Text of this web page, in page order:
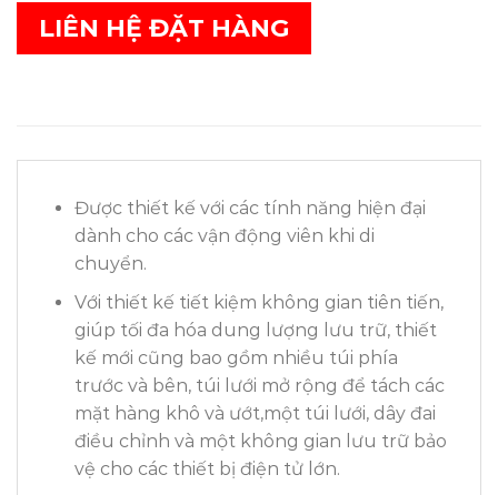
LIÊN HỆ ĐẶT HÀNG
Được thiết kế với các tính năng hiện đại
dành cho các vận động viên khi di
chuyển.
Với thiết kế tiết kiệm không gian tiên tiến,
giúp tối đa hóa dung lượng lưu trữ, thiết
kế mới cũng bao gồm nhiều túi phía
trước và bên, túi lưới mở rộng để tách các
mặt hàng khô và ướt,một túi lưới, dây đai
điều chỉnh và một không gian lưu trữ bảo
vệ cho các thiết bị điện tử lớn.